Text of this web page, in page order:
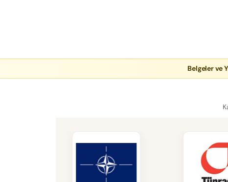
Belgeler ve